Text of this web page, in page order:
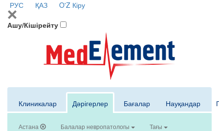
РУС ҚАЗ O'Z Кіру
Ашу/Кішірейту
Клиникалар Дәрігерлер Бағалар Науқандар
Астана Балалар невропатологы Тағы